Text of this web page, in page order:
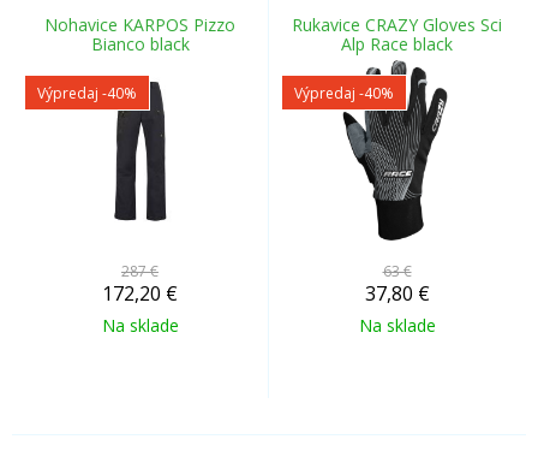
Nohavice KARPOS Pizzo
Bianco black
Výpredaj -40%
287 €
172,20 €
Na sklade
Rukavice CRAZY Gloves Sci
Alp Race black
Výpredaj -40%
63 €
37,80 €
Na sklade